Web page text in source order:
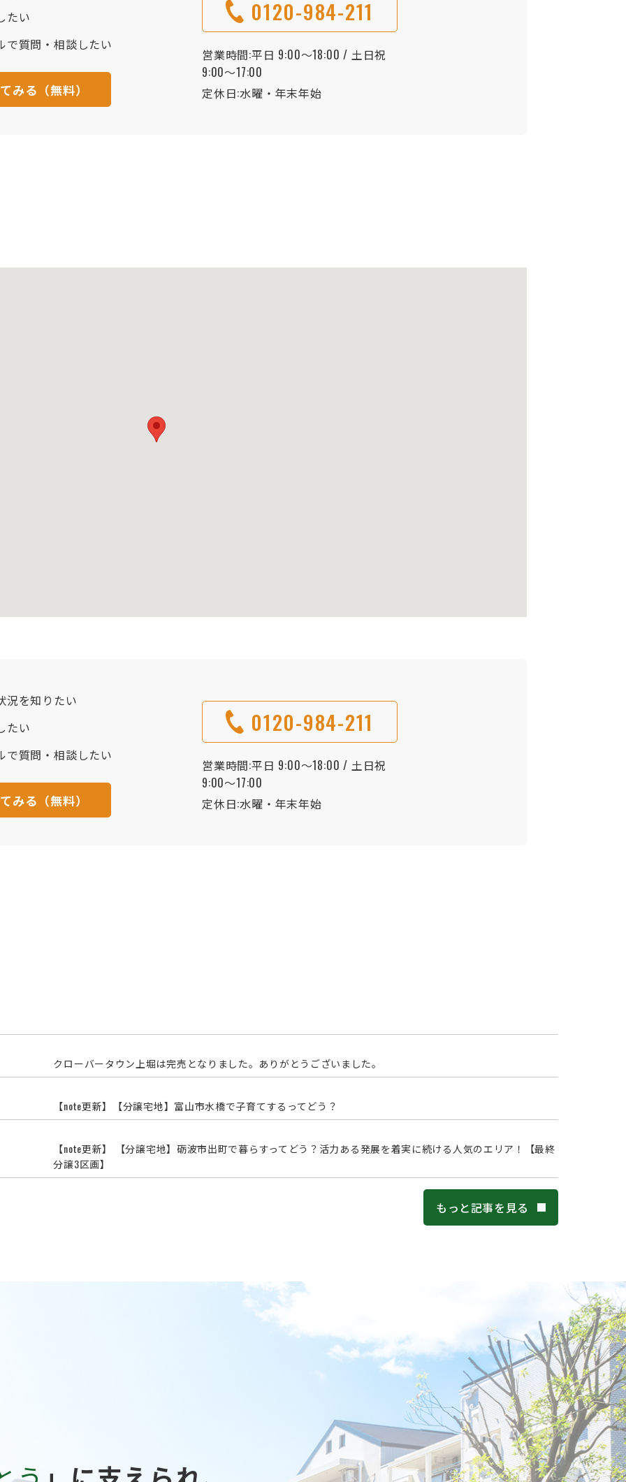
たい
で質問・相談したい
みる（無料）
0120-984-211
営業時間:平日 9:00～18:00 / 土日祝
9:00～17:00
定休日:水曜・年末年始
況を知りたい
たい
で質問・相談したい
みる（無料）
0120-984-211
営業時間:平日 9:00～18:00 / 土日祝
9:00～17:00
定休日:水曜・年末年始
クローバータウン上堀は完売となりました。ありがとうございました。
【note更新】【分譲宅地】富山市水橋で子育てするってどう？
【note更新】 【分譲宅地】砺波市出町で暮らすってどう？活力ある発展を着実に続ける人気のエリア！【最終
分譲3区画】
もっと記事を見る